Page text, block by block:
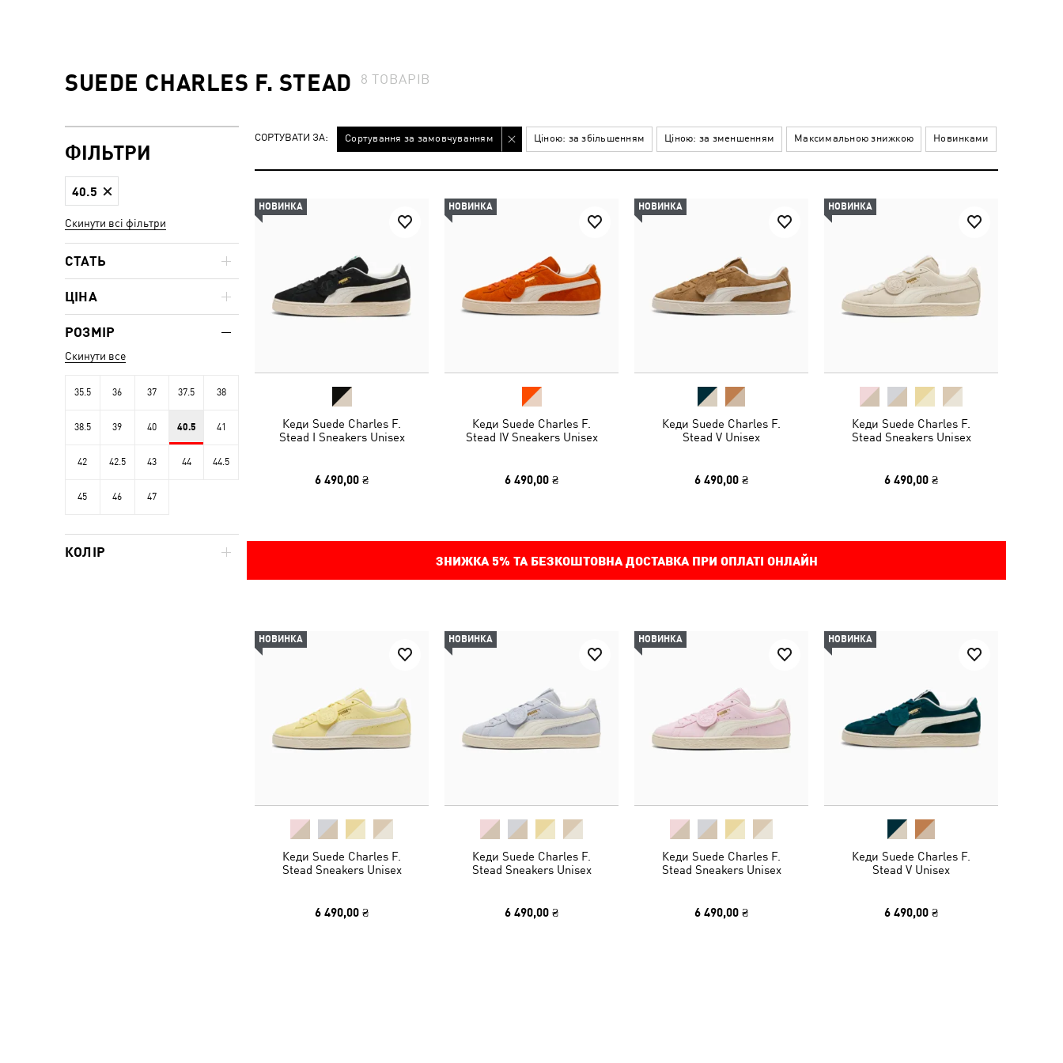
SUEDE CHARLES F. STEAD 8ТОВАРІВ
СОРТУВАТИ ЗА: Сортування за замовчуванням Ціною: за збільшенням Ціною: за зменшенням Максимальною знижкою Новинками
НОВИНКА
Кеди Suede Charles F.
Stead I Sneakers Unisex
6 490,00 ₴
НОВИНКА
Кеди Suede Charles F.
Stead IV Sneakers Unisex
6 490,00 ₴
НОВИНКА
Кеди Suede Charles F.
Stead V Unisex
6 490,00 ₴
НОВИНКА
Кеди Suede Charles F.
Stead Sneakers Unisex
6 490,00 ₴
ЗНИЖКА 5% ТА БЕЗКОШТОВНА ДОСТАВКА ПРИ ОПЛАТІ ОНЛАЙН
НОВИНКА
Кеди Suede Charles F.
Stead Sneakers Unisex
6 490,00 ₴
НОВИНКА
Кеди Suede Charles F.
Stead Sneakers Unisex
6 490,00 ₴
НОВИНКА
Кеди Suede Charles F.
Stead Sneakers Unisex
6 490,00 ₴
НОВИНКА
Кеди Suede Charles F.
Stead V Unisex
6 490,00 ₴
ФІЛЬТРИ
40.5
Скинути всі фільтри
СТАТЬ
ЦІНА
РОЗМІР
Скинути все
35.5 36 37 37.5 38
38.5 39 40 40.5 41
42 42.5 43 44 44.5
45 46 47
КОЛІР